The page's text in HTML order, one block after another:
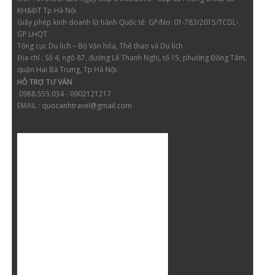
KH&ĐT Tp Hà Nội
Giấy phép kinh doanh lữ hành Quốc tế: GP/No: 01-783/2015/TCDL-
GP LHQT
Tổng cục Du lịch – Bộ Văn hóa, Thể thao và Du lịch
Địa chỉ : Số 4, ngõ 87, đường Lê Thanh Nghị, tổ 15, phường Đồng Tâm,
quận Hai Bà Trưng, Tp Hà Nội.
HỖ TRỢ TƯ VẤN
0988.555.034 - 0902121217
EMAIL : quocanhtravel@gmail.com